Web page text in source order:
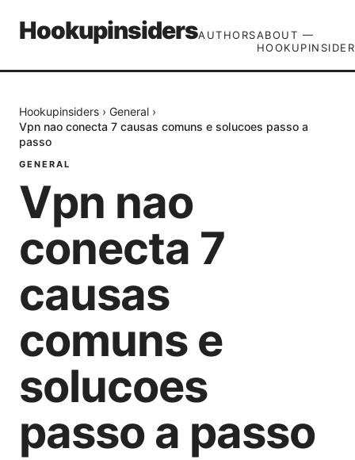
HookupinsidersAUTHORSABOUT —
Hookupinsiders › General ›
Vpn nao conecta 7 causas comuns e solucoes passo a
passo
GENERAL
Vpn nao
conecta 7
causas
comuns e
solucoes
passo a passo